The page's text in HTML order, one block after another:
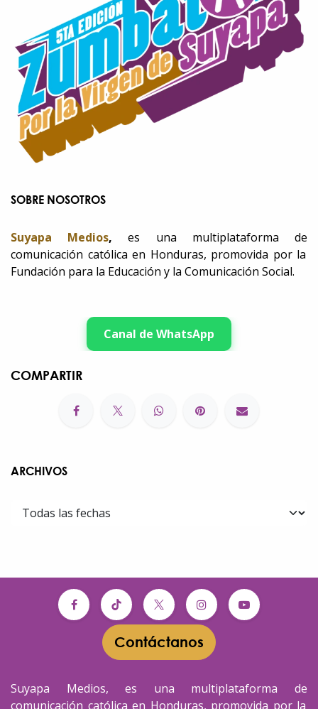
SOBRE NOSOTROS
Suyapa Medios, es una multiplataforma de
comunicación católica en Honduras, promovida por la
Fundación para la Educación y la Comunicación Social.
Canal de WhatsApp
COMPARTIR
ARCHIVOS
Contáctanos​​
Suyapa Medios, es una multiplataforma de
comunicación católica en Honduras, promovida por la